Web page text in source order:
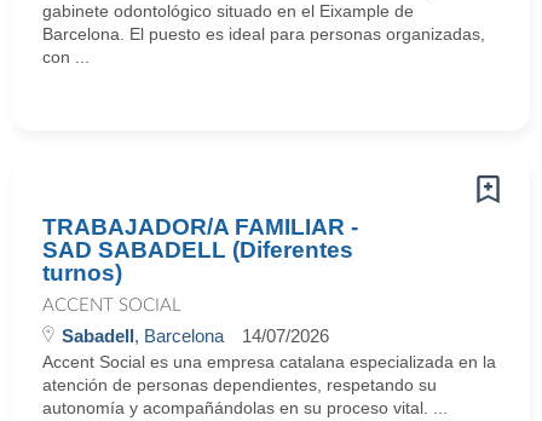
gabinete odontológico situado en el Eixample de
Barcelona. El puesto es ideal para personas organizadas,
con ...
TRABAJADOR/A FAMILIAR -
SAD SABADELL (Diferentes
turnos)
ACCENT SOCIAL
Sabadell, Barcelona 14/07/2026
Accent Social es una empresa catalana especializada en la
atención de personas dependientes, respetando su
autonomía y acompañándolas en su proceso vital. ...